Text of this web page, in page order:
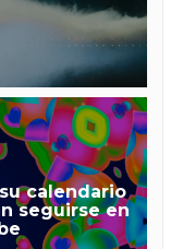
calendario
seguirse en